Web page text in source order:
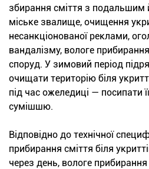
збирання сміття з подальшим
міське звалище, очищення
несанкціонованої реклами,
вандалізму, вологе
споруд. У зимовий період
очищати територію біля
під час ожеледиці — посипати
сумішшю.
Відповідно до технічної
прибирання сміття біля
через день, вологе